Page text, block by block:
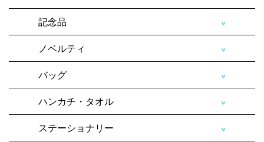
記念品
ノベルティ
バッグ
ハンカチ・タオル
ステーショナリー